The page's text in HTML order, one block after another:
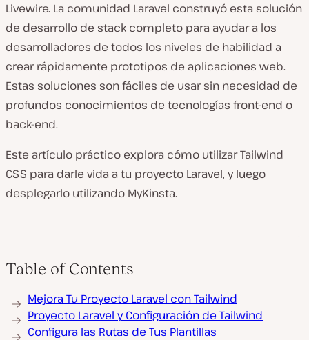
Livewire. La comunidad Laravel construyó esta solución
de desarrollo de stack completo para ayudar a los
desarrolladores de todos los niveles de habilidad a
crear rápidamente prototipos de aplicaciones web.
Estas soluciones son fáciles de usar sin necesidad de
profundos conocimientos de tecnologías front-end o
back-end.
Este artículo práctico explora cómo utilizar Tailwind
CSS para darle vida a tu proyecto Laravel, y luego
desplegarlo utilizando MyKinsta.
Table of Contents
Mejora Tu Proyecto Laravel con Tailwind
Proyecto Laravel y Configuración de Tailwind
Configura las Rutas de Tus Plantillas